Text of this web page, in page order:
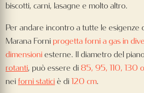
biscotti, carni, lasagne e molto altro.
Per andare incontro a tutte le esigenze
Marana Forni progetta forni a gas in
dimensioniesterne. Il diametro del
rotanti, può essere di 85, 95, 110, 130
neiforni staticiè di120 cm.